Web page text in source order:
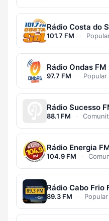
Rádio Costa do
101.7 FM ·
Rádio Ondas FM
97.7 FM · Popular
Rádio Sucesso
88.1 FM ·
Rádio Energia
104.9 FM ·
Rádio Cabo Frio
89.3 FM · Popular